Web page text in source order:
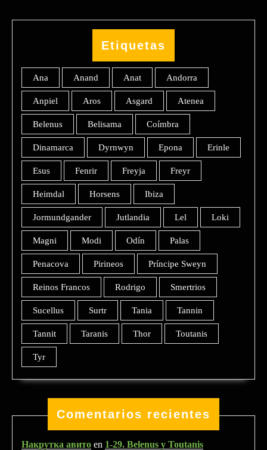
Etiquetas
Ana Anand Anat Andorra
Anpiel Aros Asgard Atenea
Belenus Belisama Coímbra
Dinamarca Dyrnwyn Epona Erinle
Esus Fenrir Freyja Freyr
Heimdal Horsens Ibiza
Jormundgander Jutlandia Lel Loki
Magni Modi Odín Palas
Penacova Pirineos Príncipe Sweyn
Reinos Francos Rodrigo Smertrios
Sucellus Surtr Tania Tannin
Tannit Taranis Thor Toutanis
Tyr
Comentarios recientes
Накрутка авито en 1-29. Belenus y Toutanis